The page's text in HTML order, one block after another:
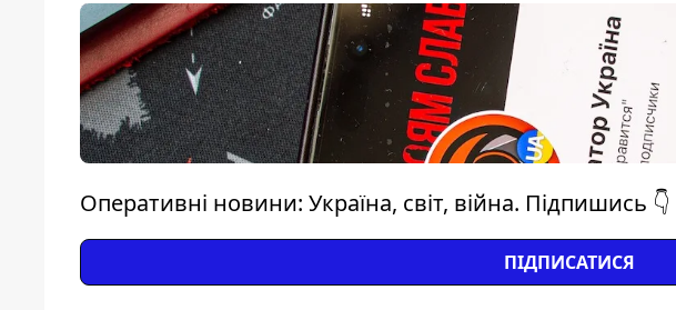
Оперативні новини: Україна, світ, війна. Підпишись 👇
ПІДПИСАТИСЯ